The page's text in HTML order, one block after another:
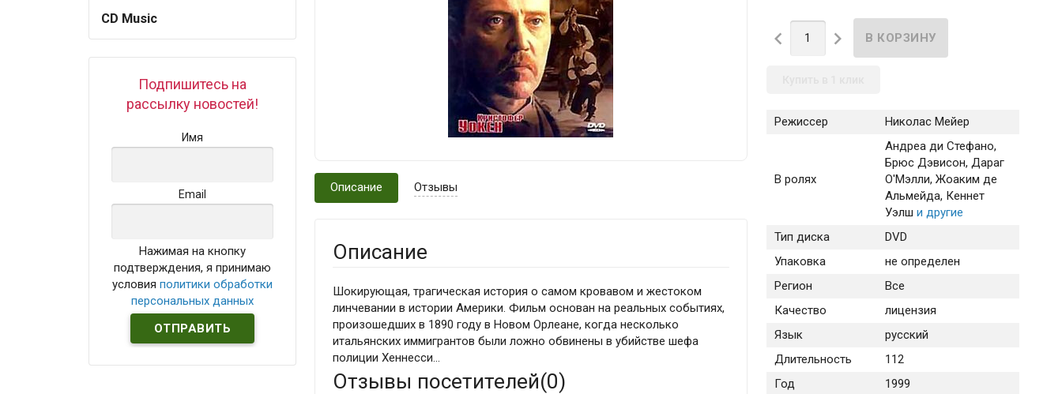
CD Music
Подпишитесь на
рассылку новостей!
Имя
Email
Нажимая на кнопку
подтверждения, я принимаю
условияполитики обработки
персональных данных
 
Режиссер Николас Мейер
В ролях
Андреа ди Стефано,
Брюс Дэвисон, Дараг
О'Мэлли, Жоаким де
Альмейда, Кеннет
Уэлш и другие
Тип диска
DVD
Упаковка
не определен
Регион
Все
Качество
лицензия
Язык
русский
Длительность
112
Год
1999
Описание Отзывы
Описание
Шокирующая, трагическая история о самом кровавом и жестоком
линчевании в истории Америки. Фильм основан на реальных событиях,
произошедших в 1890 году в Новом Орлеане, когда несколько
итальянских иммигрантов были ложно обвинены в убийстве шефа
полиции Хеннесси...
Отзывы посетителей(0)